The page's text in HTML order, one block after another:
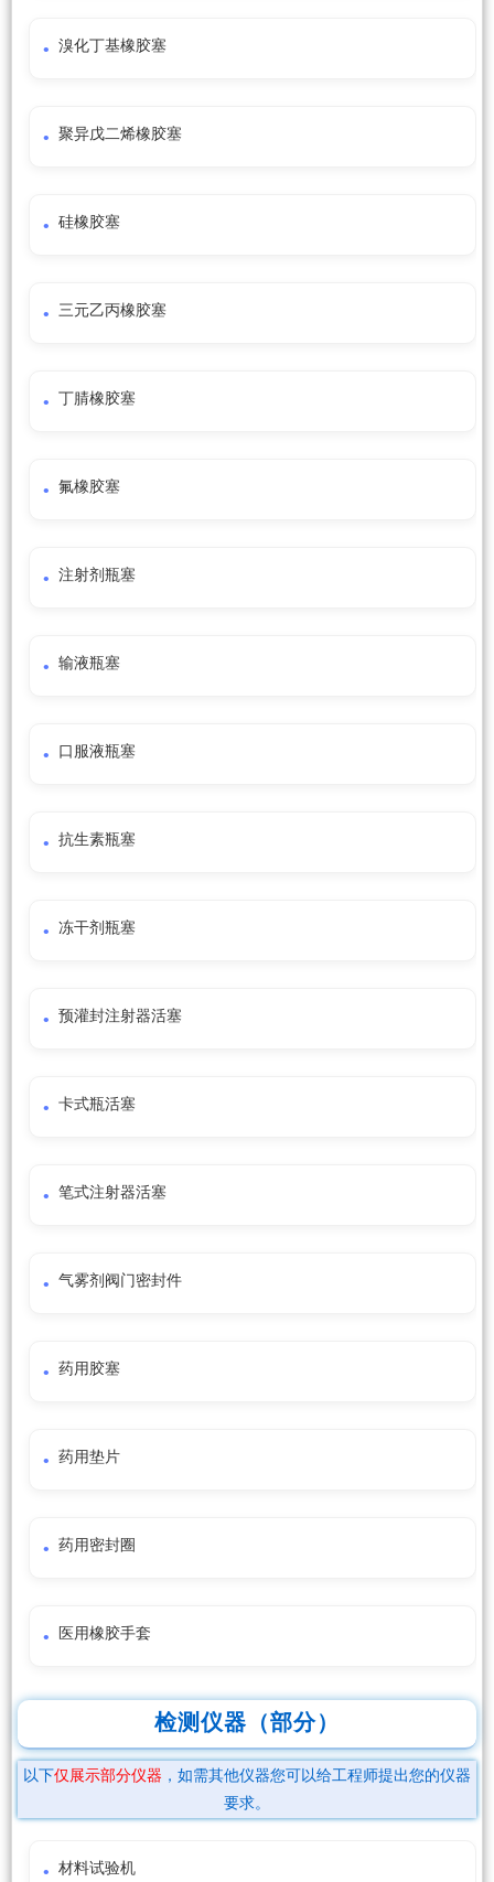
溴化丁基橡胶塞
聚异戊二烯橡胶塞
硅橡胶塞
三元乙丙橡胶塞
丁腈橡胶塞
氟橡胶塞
注射剂瓶塞
输液瓶塞
口服液瓶塞
抗生素瓶塞
冻干剂瓶塞
预灌封注射器活塞
卡式瓶活塞
笔式注射器活塞
气雾剂阀门密封件
药用胶塞
药用垫片
药用密封圈
医用橡胶手套
检测仪器（部分）
以下仅展示部分仪器 ，如需其他仪器您可以给工程师提出您的仪器
要求。
材料试验机